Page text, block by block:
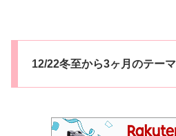
12/22冬至から3ヶ月のテーマ